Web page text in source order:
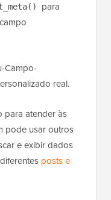
real.
usar outros
e exibir dados
posts e